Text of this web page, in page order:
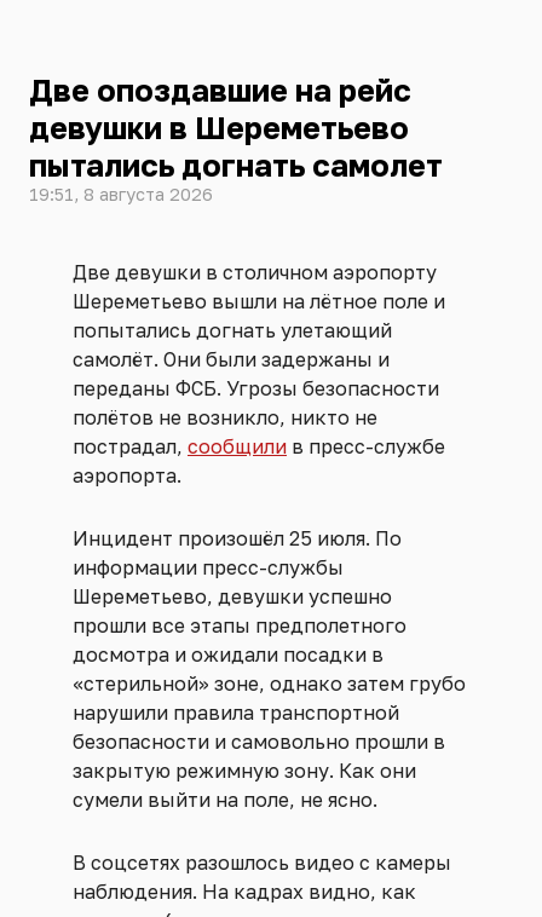
Две опоздавшие на рейс
девушки в Шереметьево
пытались догнать самолет
19:51, 8 августа 2026
Две девушки в столичном аэропорту
Шереметьево вышли на лётное поле и
попытались догнать улетающий
самолёт. Они были задержаны и
переданы ФСБ. Угрозы безопасности
полётов не возникло, никто не
пострадал, сообщили в пресс-службе
аэропорта.
Инцидент произошёл 25 июля. По
информации пресс-службы
Шереметьево, девушки успешно
прошли все этапы предполетного
досмотра и ожидали посадки в
«стерильной» зоне, однако затем грубо
нарушили правила транспортной
безопасности и самовольно прошли в
закрытую режимную зону. Как они
сумели выйти на поле, не ясно.
В соцсетях разошлось видео с камеры
наблюдения. На кадрах видно, как